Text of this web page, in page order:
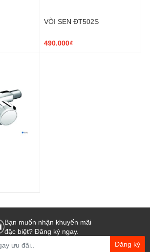
VÒI SEN ĐT502S
490.000₫
Bạn muốn nhận khuyến mãi
đặc biệt? Đăng ký ngay.
Đăng ký